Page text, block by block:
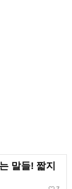
말들! 짧지